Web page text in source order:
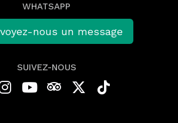
WHATSAPP
nous un message
SUIVEZ-NOUS